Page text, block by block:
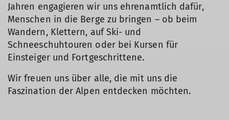
Jahren engagieren wir uns ehrenamtlich dafür,
Menschen in die Berge zu bringen – ob beim
Wandern, Klettern, auf Ski- und
Schneeschuhtouren oder bei Kursen für
Einsteiger und Fortgeschrittene.
Wir freuen uns über alle, die mit uns die
Faszination der Alpen entdecken möchten.